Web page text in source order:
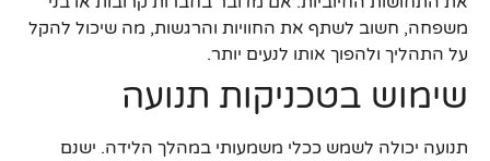
משפחה, חשוב לשתף את החוויות והרגשות, מה שיכול להקל
על התהליך ולהפוך אותו לנעים יותר.
שימוש בטכניקות תנועה
תנועה יכולה לשמש ככלי משמעותי במהלך הלידה. ישנם